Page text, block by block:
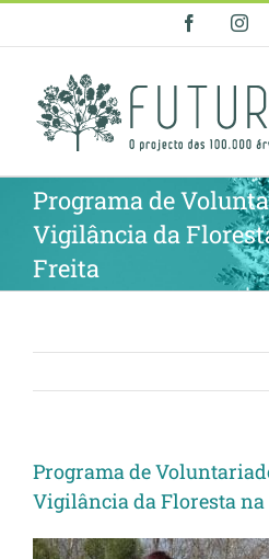
Facebook
Programa de
Vigilância da
Freita
Programa de
Vigilância da Floresta na